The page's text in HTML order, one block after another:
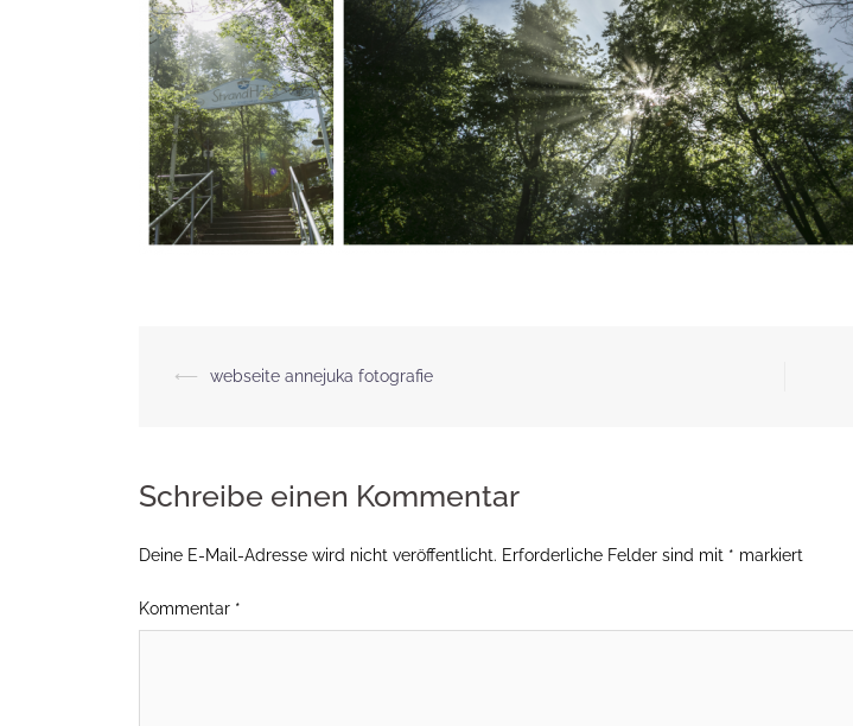
Beitragsnavigation
⟵ webseite annejuka fotografie
Schreibe einen Kommentar
Deine E-Mail-Adresse wird nicht veröffentlicht. Erforderliche Felder sind mit * markiert
Kommentar *